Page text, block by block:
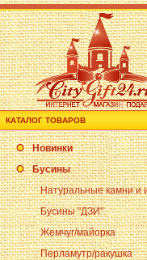
КАТАЛОГ ТОВАРОВ
Новинки
Бусины
Натуральные камни и
Бусины "ДЗИ"
Жемчуг/майорка
Перламутр/ракушка